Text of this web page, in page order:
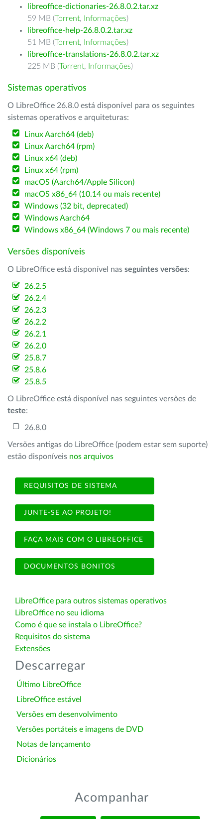
libreoffice-dictionaries-26.8.0.2.tar.xz
59 MB (Torrent, Informações)
libreoffice-help-26.8.0.2.tar.xz
51 MB (Torrent, Informações)
libreoffice-translations-26.8.0.2.tar.xz
225 MB (Torrent, Informações)
Sistemas operativos
O LibreOffice 26.8.0 está disponível para os seguintes
sistemas operativos e arquiteturas:
Linux Aarch64 (deb)
Linux Aarch64 (rpm)
Linux x64 (deb)
Linux x64 (rpm)
macOS (Aarch64/Apple Silicon)
macOS x86_64 (10.14 ou mais recente)
Windows (32 bit, deprecated)
Windows Aarch64
Windows x86_64 (Windows 7 ou mais recente)
Versões disponíveis
O LibreOffice está disponível nas seguintes versões:
26.2.5
26.2.4
26.2.3
26.2.2
26.2.1
26.2.0
25.8.7
25.8.6
25.8.5
O LibreOffice está disponível nas seguintes versões de
teste:
26.8.0
Versões antigas do LibreOffice (podem estar sem suporte)
estão disponíveis nos arquivos
REQUISITOS DE SISTEMA
JUNTE-SE AO PROJETO!
FAÇA MAIS COM O LIBREOFFICE
DOCUMENTOS BONITOS
LibreOffice para outros sistemas operativos
LibreOffice no seu idioma
Como é que se instala o LibreOffice?
Requisitos do sistema
Extensões
Descarregar
Último LibreOffice
LibreOffice estável
Versões em desenvolvimento
Versões portáteis e imagens de DVD
Notas de lançamento
Dicionários
Acompanhar